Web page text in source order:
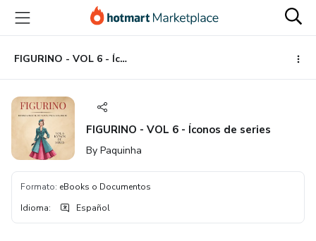
principal
página
de
página
FIGURINO - VOL 6 - Íconos de series
FIGURINO - VOL 6 - Íconos de series
By Paquinha
Formato: eBooks o Documentos
Idioma: Español